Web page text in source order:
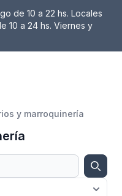
de 10 a 22 hs. Locales
10 a 24 hs. Viernes y
y marroquinería